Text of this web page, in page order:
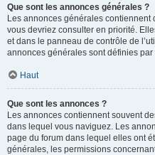
Que sont les annonces générales ?
Les annonces générales contiennent
vous devriez consulter en priorité.
et dans le panneau de contrôle de
annonces générales sont définies
Haut
Que sont les annonces ?
Les annonces contiennent souvent
dans lequel vous naviguez. Les
page du forum dans lequel elles ont
générales, les permissions